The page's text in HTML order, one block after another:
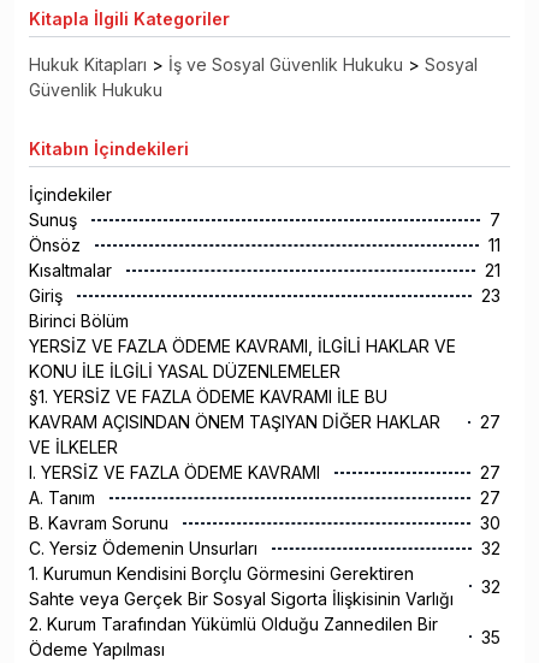
Kitapla İlgili Kategoriler
Hukuk Kitapları > İş ve Sosyal Güvenlik Hukuku > Sosyal
Güvenlik Hukuku
Kitabın İçindekileri
İçindekiler
Sunuş
7
Önsöz
11
Kısaltmalar
21
Giriş
23
Birinci Bölüm
YERSİZ VE FAZLA ÖDEME KAVRAMI, İLGİLİ HAKLAR VE
KONU İLE İLGİLİ YASAL DÜZENLEMELER
§1. YERSİZ VE FAZLA ÖDEME KAVRAMI İLE BU
KAVRAM AÇISINDAN ÖNEM TAŞIYAN DİĞER HAKLAR
VE İLKELER
27
I. YERSİZ VE FAZLA ÖDEME KAVRAMI
27
A. Tanım
27
B. Kavram Sorunu
30
C. Yersiz Ödemenin Unsurları
32
1. Kurumun Kendisini Borçlu Görmesini Gerektiren
Sahte veya Gerçek Bir Sosyal Sigorta İlişkisinin Varlığı
32
2. Kurum Tarafından Yükümlü Olduğu Zannedilen Bir
Ödeme Yapılması
35